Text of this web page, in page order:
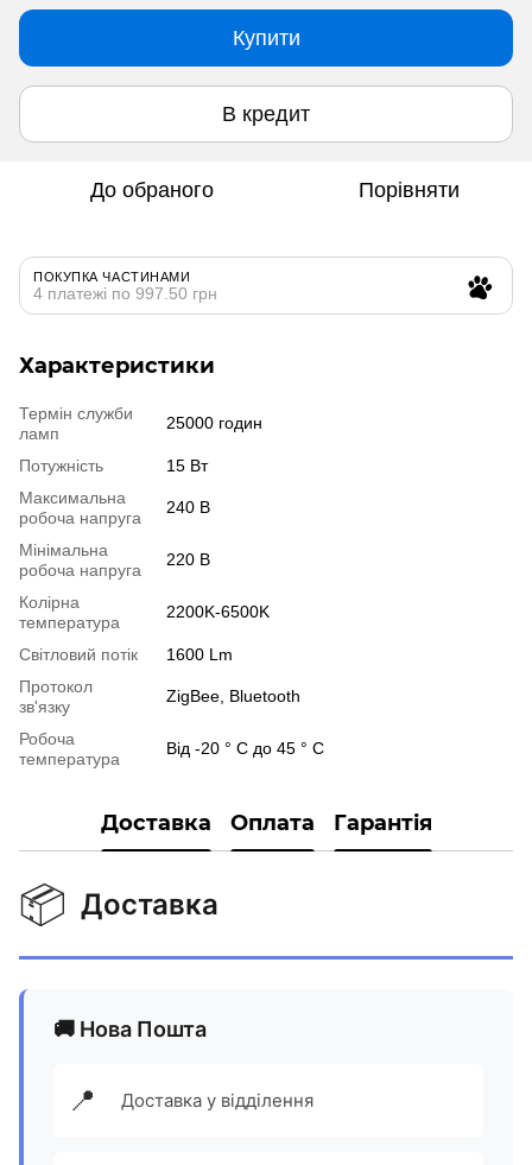
Купити
В кредит
До обраного Порівняти
ПОКУПКА ЧАСТИНАМИ
4 платежі по 997.50 грн
Характеристики
Термін служби
ламп
25000 годин
Потужність
15 Вт
Максимальна
робоча напруга
240 В
Мінімальна
робоча напруга
220 В
Колірна
температура
2200K-6500K
Світловий потік
1600 Lm
Протокол
зв'язку
ZigBee, Bluetooth
Робоча
температура
Від -20 ° C до 45 ° C
Доставка Оплата Гарантія
📦 Доставка
🚚 Нова Пошта
📍 Доставка у відділення